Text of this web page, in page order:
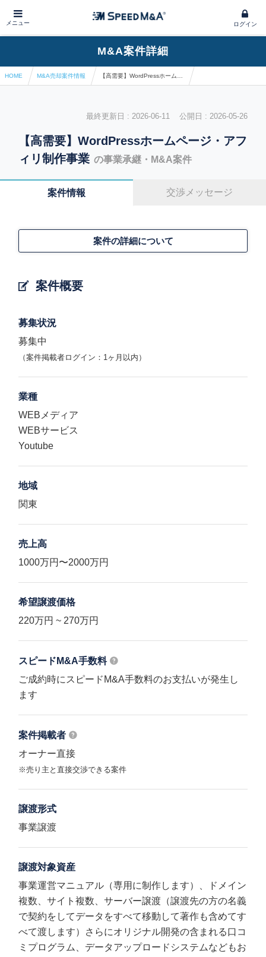
メニュー ログイン
M&A案件詳細
HOME M&A売却案件情報
最終更新日 : 2026-06-11 公開日 : 2026-05-26
【高需要】WordPressホームページ・アフ
ィリ制作事業 の事業承継・M&A案件
案件情報 交渉メッセージ
案件概要
案件の詳細について
募集状況
募集中
（案件掲載者ログイン：1ヶ月以内）
業種
WEBメディア
WEBサービス
Youtube
地域
関東
売上高
1000万円〜2000万円
希望譲渡価格
220万円 ~ 270万円
スピードM&A手数料
ご成約時にスピードM&A手数料のお支払いが発生し
ます
案件掲載者
オーナー直接
※売り主と直接交渉できる案件
譲渡形式
事業譲渡
譲渡対象資産
事業運営マニュアル（専用に制作します）、ドメイン
複数、サイト複数、サーバー譲渡（譲渡先の方の名義
で契約をしてデータをすべて移動して著作も含めてす
べて渡します）さらにオリジナル開発の含まれる口コ
ミプログラム、データアップロードシステムなどもお